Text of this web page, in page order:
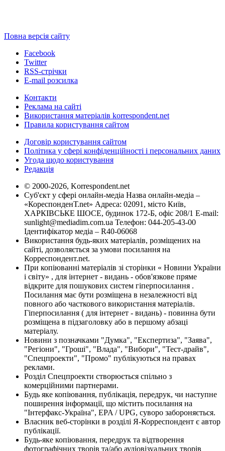
Повна версія сайту
Facebook
Twitter
RSS-стрічки
E-mail розсилка
Контакти
Реклама на сайті
Використання матеріалів korrespondent.net
Правила користування сайтом
Договір користування сайтом
Політика у сфері конфіденційності і персональних даних
Угода щодо користування
Редакція
© 2000-2026, Korrespondent.net
Суб'єкт у сфері онлайн-медіа Назва онлайн-медіа –
«КореспонденТ.net» Адреса: 02091, місто Київ,
ХАРКІВСЬКЕ ШОСЕ, будинок 172-Б, офіс 208/1 E-mail:
sunlight@mediadim.com.ua Телефон: 044-205-43-00
Ідентифікатор медіа – R40-06068
Використання будь-яких матеріалів, розміщених на
сайті, дозволяється за умови посилання на
Корреспондент.net.
При копіюванні матеріалів зі сторінки « Новини України
і світу» , для інтернет - видань - обов'язкове пряме
відкрите для пошукових систем гіперпосилання .
Посилання має бути розміщена в незалежності від
повного або часткового використання матеріалів.
Гіперпосилання ( для інтернет - видань) - повинна бути
розміщена в підзаголовку або в першому абзаці
матеріалу.
Новини з позначками "Думка", "Експертиза", "Заява",
"Регіони", "Гроші", "Влада", "Вибори", "Тест-драйв",
"Спецпроекти", "Промо" публікуються на правах
реклами.
Розділ Спецпроекти створюється спільно з
комерційними партнерами.
Будь яке копіювання, публікація, передрук, чи наступне
поширення інформації, що містить посилання на
"Інтерфакс-Україна", EPA / UPG, суворо забороняється.
Власник веб-сторінки в розділі Я-Корреспондент є автор
публікації.
Будь-яке копіювання, передрук та відтворення
фотографічних творів та/або аудіовізуальних творів